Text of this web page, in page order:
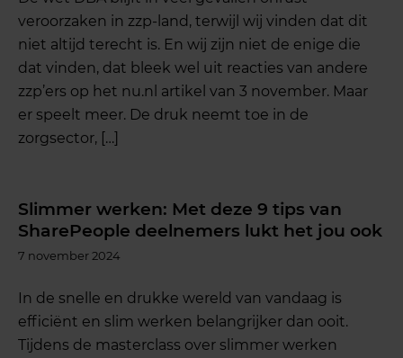
veroorzaken in zzp-land, terwijl wij vinden dat dit
niet altijd terecht is. En wij zijn niet de enige die
dat vinden, dat bleek wel uit reacties van andere
zzp’ers op het nu.nl artikel van 3 november. Maar
er speelt meer. De druk neemt toe in de
zorgsector, […]
Slimmer werken: Met deze 9 tips van
SharePeople deelnemers lukt het jou ook
7 november 2024
In de snelle en drukke wereld van vandaag is
efficiënt en slim werken belangrijker dan ooit.
Tijdens de masterclass over slimmer werken